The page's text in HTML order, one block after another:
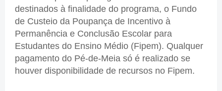
destinados à finalidade do programa, o Fundo
de Custeio da Poupança de Incentivo à
Permanência e Conclusão Escolar para
Estudantes do Ensino Médio (Fipem). Qualquer
pagamento do Pé-de-Meia só é realizado se
houver disponibilidade de recursos no Fipem.